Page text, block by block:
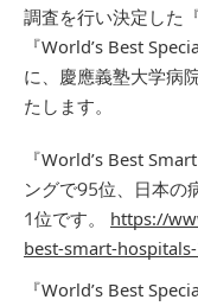
調査を行い決定した
『World’s Best
に、慶應義塾大学病
たします。
『World’s Best
ングで95位、日本の
1位です。
https://
best-smart-
『World’s Best